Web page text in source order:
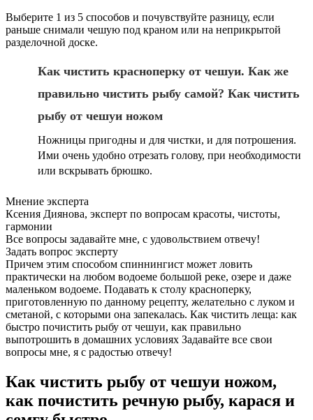
Выберите 1 из 5 способов и почувствуйте разницу, если
раньше снимали чешую под краном или на неприкрытой
разделочной доске.
Как чистить красноперку от чешуи. Как же
правильно чистить рыбу самой? Как чистить
рыбу от чешуи ножом
Ножницы пригодны и для чистки, и для потрошения.
Ими очень удобно отрезать голову, при необходимости
или вскрывать брюшко.
Мнение эксперта
Ксения Диянова, эксперт по вопросам красоты, чистоты,
гармонии
Все вопросы задавайте мне, с удовольствием отвечу!
Задать вопрос эксперту
Причем этим способом спиннингист может ловить
практически на любом водоеме большой реке, озере и даже
маленьком водоеме. Подавать к столу красноперку,
приготовленную по данному рецепту, желательно с луком и
сметаной, с которыми она запекалась. Как чистить леща: как
быстро почистить рыбу от чешуи, как правильно
выпотрошить в домашних условиях Задавайте все свои
вопросы мне, я с радостью отвечу!
Как чистить рыбу от чешуи ножом,
как почистить речную рыбу, карася и